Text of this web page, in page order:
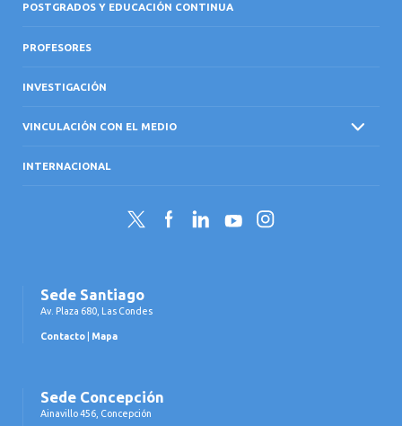
POSTGRADOS Y EDUCACIÓN CONTINUA
PROFESORES
INVESTIGACIÓN
VINCULACIÓN CON EL MEDIO
INTERNACIONAL
Twitter FacebookLinkedInYouTubeInstagram
Sede Santiago
Av. Plaza 680, Las Condes
Contacto Mapa
Sede Concepción
Ainavillo 456, Concepción